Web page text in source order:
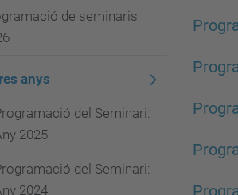
de seminaris
anys
del Seminari:
2025
del Seminari:
2024